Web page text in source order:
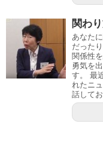
関わ
あなた
だった
関係性
勇気を
す。 最
れたニ
話して